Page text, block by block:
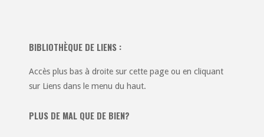
BIBLIOTHÈQUE DE LIENS :
Accès plus bas à droite sur cette page ou en cliquant
sur Liens dans le menu du haut.
PLUS DE MAL QUE DE BIEN?